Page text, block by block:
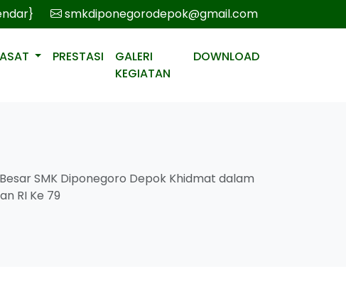
smkdiponegorodepok@gmail.com
ASAT PRESTASI
GALERI
KEGIATAN
DOWNLOAD
SMK Diponegoro Depok Khidmat dalam
RI Ke 79